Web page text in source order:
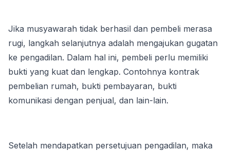
Jika musyawarah tidak berhasil dan pembeli merasa
rugi, langkah selanjutnya adalah mengajukan gugatan
ke pengadilan. Dalam hal ini, pembeli perlu memiliki
bukti yang kuat dan lengkap. Contohnya kontrak
pembelian rumah, bukti pembayaran, bukti
komunikasi dengan penjual, dan lain-lain.
Setelah mendapatkan persetujuan pengadilan, maka